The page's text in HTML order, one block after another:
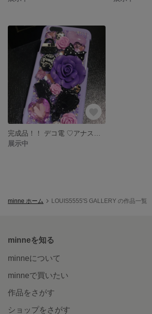
展示中
minne ホーム LOUIS5555'S GALLERY の作品一覧
minneを知る
minneについて
minneで買いたい
作品をさがす
ショップをさがす